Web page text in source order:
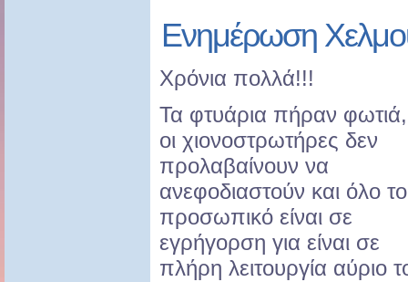
Ενημέρωση
Χρόνια πολλά!!!
Τα φτυάρια πήραν φωτιά,
οι χιονοστρωτήρες δεν
προλαβαίνουν να
ανεφοδιαστούν και όλο το
προσωπικό είναι σε
εγρήγορση για είναι σε
πλήρη λειτουργία αύριο